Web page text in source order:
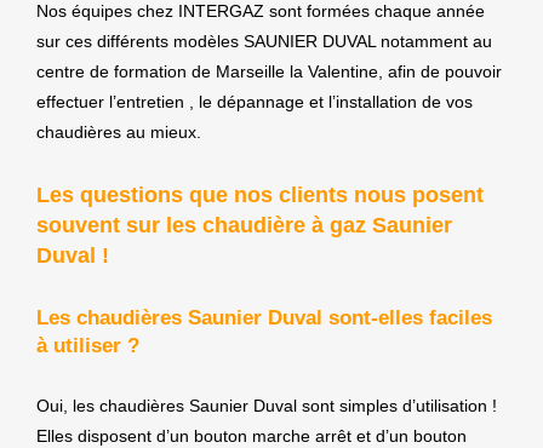
Nos équipes chez INTERGAZ sont formées chaque année
sur ces différents modèles SAUNIER DUVAL notamment au
centre de formation de Marseille la Valentine, afin de pouvoir
effectuer l’entretien , le dépannage et l’installation de vos
chaudières au mieux.
Les questions que nos clients nous posent
souvent sur les chaudière à gaz Saunier
Duval !
Les chaudières Saunier Duval sont-elles faciles
à utiliser ?
Oui, les chaudières Saunier Duval sont simples d’utilisation !
Elles disposent d’un bouton marche arrêt et d’un bouton